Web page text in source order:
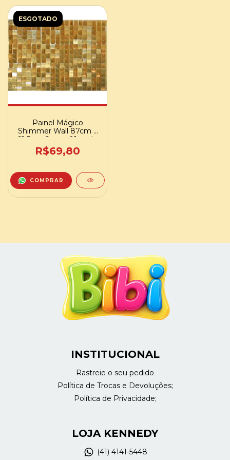
ESGOTADO
Painel Mágico
Shimmer Wall 87cm x
62,5cm Ouro - 01 und –
Cromus
R$69,80
COMPRAR
INSTITUCIONAL
Rastreie o seu pedido
Política de Trocas e Devoluções;
Política de Privacidade;
LOJA KENNEDY
(41) 4141-5448